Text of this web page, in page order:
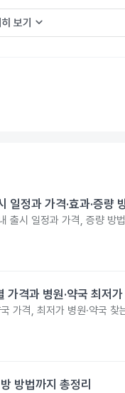
보기 keyboard_arrow_down
정과 가격·효과·증량
시 일정과 가격, 증량 방
격과 병원·약국 최저가
가격, 최저가 병원·약국 찾
방법까지 총정리